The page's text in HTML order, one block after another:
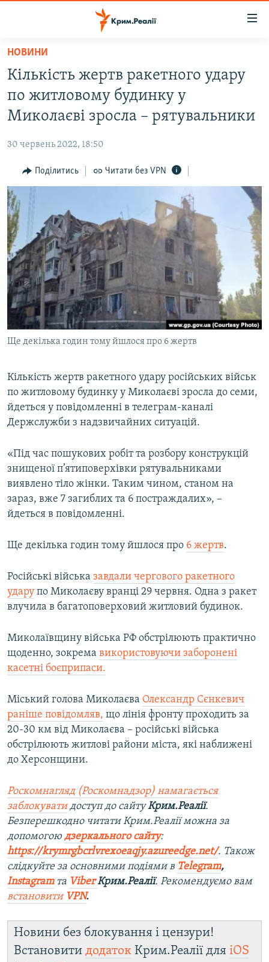
Перейти
основного
матеріалу
Перейти
до
основної
навігації
Перейти
до
пошуку
ВІДЕО ТА ФОТО
БЛОГИ
ПОГЛЯД
ІНТЕРВ'Ю
ВСЕ ЗА ДЕНЬ
СПЕЦПРОЕКТИ
ДЕПОРТАЦІЯ
ВІДЕОУРОКИ «ELIFBE»
СВІДЧЕННЯ ОКУПАЦІЇ
УКРАЇНСЬКА ПРОБЛЕМА КРИМУ
ІНФОГРАФІКА
ЯК ОБІЙТИ БЛОКУВАННЯ
Русский
Qırımtatar
ДОЛУЧАЙСЯ!
Усі сайти RFE/RL
НОВИНИ
Кількість жертв ракетного удару
по житловому будинку у
Миколаєві зросла – рятувальники
30 червень 2022, 18:50
Поділитись Читати без VPN
Ще декілька годин тому йшлося про 6 жертв
Кількість жертв ракетного удару російських військ
по житловому будинку у Миколаєві зросла до семи,
йдеться у повідомленні в телеграм-каналі
Держслужби з надзвичайних ситуацій.
«Під час пошукових робіт та розбору конструкцій
знищеної п’ятиповерхівки рятувальниками
виявлено тіло жінки. Таким чином, станом на
зараз, вже 7 загиблих та 6 постраждалих», –
йдеться в повідомленні.
Ще декілька годин тому йшлося про 6 жертв.
Російські війська завдали чергового ракетного
удару по Миколаєву вранці 29 червня. Одна з ракет
влучила в багатоповерховий житловий будинок.
Миколаївщину війська РФ обстрілюють практично
щоденно, зокрема використовуючи заборонені
касетні боєприпаси.
Міський голова Миколаєва Олександр Сєнкевич
раніше повідомляв, що лінія фронту проходить за
20-30 км від Миколаєва – російські війська
обстрілюють житлові райони міста, які наближені
до Херсонщини.
Роскомнагляд (Роскомнадзор) намагається
заблокуватидоступ до сайтуКрим.Реалії.
Безперешкодно читати Крим.Реалії можна за
допомогою дзеркального сайту:
https://krymrgbcrlvrexoeaqjy.azureedge.net/. Також
слідкуйте за основними подіями в Telegram,
Instagramта ViberКрим.Реалії. Рекомендуємо вам
встановити VPN.
Новини без блокування і цензури!
Встановити додаток Крим.Реалії для iOS